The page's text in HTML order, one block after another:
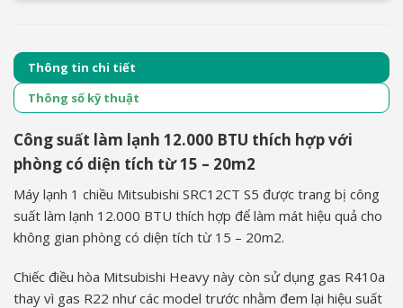
Thông tin chi tiết
Thông số kỹ thuật
Công suất làm lạnh 12.000 BTU thích hợp với
phòng có diện tích từ 15 – 20m2
Máy lạnh 1 chiều Mitsubishi SRC12CT S5 được trang bị công
suất làm lạnh 12.000 BTU thích hợp để làm mát hiệu quả cho
không gian phòng có diện tích từ 15 – 20m2.
Chiếc điều hòa Mitsubishi Heavy này còn sử dụng gas R410a
thay vì gas R22 như các model trước nhằm đem lại hiệu suất